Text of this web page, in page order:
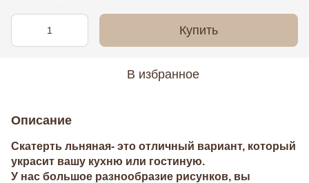
Купить
В избранное
Описание
Скатерть льняная- это отличный вариант, который
украсит вашу кухню или гостиную.
У нас большое разнообразие рисунков, вы